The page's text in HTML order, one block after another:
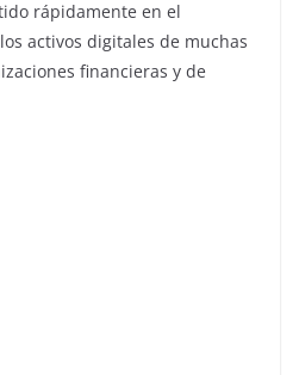
rápidamente en el
activos digitales de muchas
financieras y de